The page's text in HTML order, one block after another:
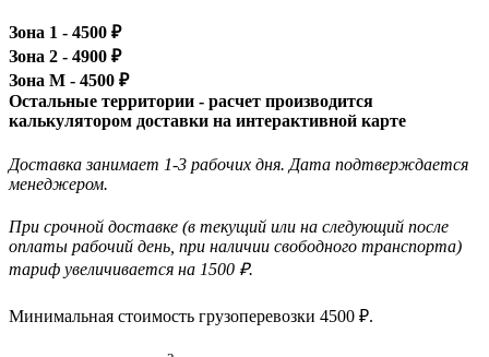
Зона 1 - 4500 ₽
Зона 2 - 4900 ₽
Зона М - 4500 ₽
Остальные территории - расчет производится
калькулятором доставки на интерактивной карте
Доставка занимает 1-3 рабочих дня. Дата подтверждается
менеджером.
При срочной доставке (в текущий или на следующий после
оплаты рабочий день, при наличии свободного транспорта)
тариф увеличивается на 1500 ₽.
Минимальная стоимость грузоперевозки 4500 ₽.